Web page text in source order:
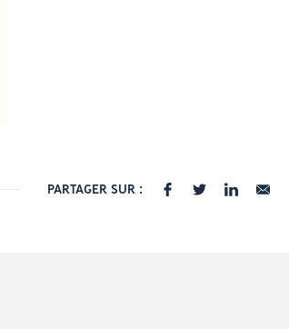
PARTAGER SUR :